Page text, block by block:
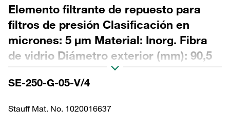
Elemento filtrante de repuesto para
filtros de presión Clasificación en
micrones: 5 µm Material: Inorg. Fibra
de vidrio Diámetro exterior (mm): 90,5
Diámetro interior (mm): 48,5 Longitud
(mm): 485 Sellado: NBR, relación β
SE-250-G-05-V/4
Stauff Mat. No. 1020016637